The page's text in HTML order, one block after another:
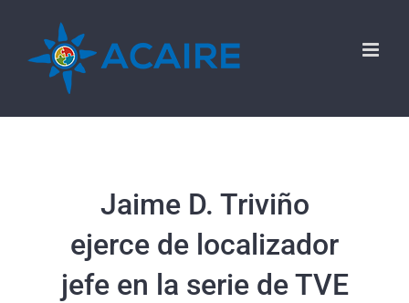
contenido
Jaime D. Triviño
ejerce de localizador
jefe en la serie de TVE